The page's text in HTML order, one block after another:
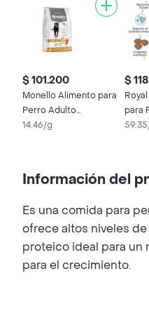
$ 101.200
Monello Alimento para
Perro Adulto
Tradicional
14.46/g
$
para
Información del
Es una comida para
ofrece altos niveles
proteico ideal para un
para el crecimiento.